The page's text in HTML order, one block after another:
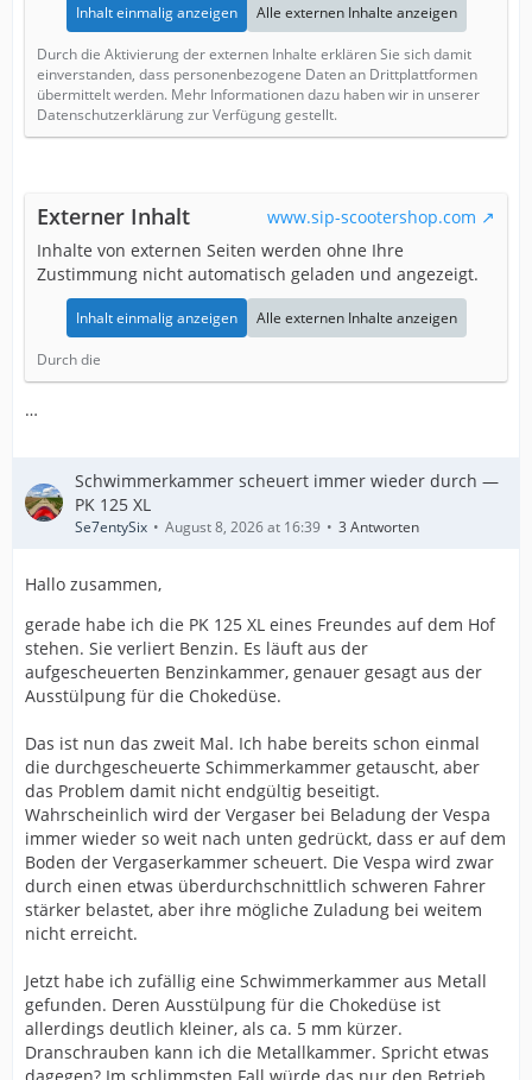
Inhalt einmalig anzeigen Alle externen Inhalte anzeigen
Durch die Aktivierung der externen Inhalte erklären Sie sich damit
einverstanden, dass personenbezogene Daten an Drittplattformen
übermittelt werden. Mehr Informationen dazu haben wir in unserer
Datenschutzerklärung zur Verfügung gestellt.
Externer Inhalt
www.sip-scootershop.com
Inhalte von externen Seiten werden ohne Ihre
Zustimmung nicht automatisch geladen und angezeigt.
Inhalt einmalig anzeigen Alle externen Inhalte anzeigen
Durch die
…
Schwimmerkammer scheuert immer wieder durch —
PK 125 XL
Se7entySix August 8, 2026 at 16:39 3 Antworten
Hallo zusammen,
gerade habe ich die PK 125 XL eines Freundes auf dem Hof
stehen. Sie verliert Benzin. Es läuft aus der
aufgescheuerten Benzinkammer, genauer gesagt aus der
Ausstülpung für die Chokedüse.
Das ist nun das zweit Mal. Ich habe bereits schon einmal
die durchgescheuerte Schimmerkammer getauscht, aber
das Problem damit nicht endgültig beseitigt.
Wahrscheinlich wird der Vergaser bei Beladung der Vespa
immer wieder so weit nach unten gedrückt, dass er auf dem
Boden der Vergaserkammer scheuert. Die Vespa wird zwar
durch einen etwas überdurchschnittlich schweren Fahrer
stärker belastet, aber ihre mögliche Zuladung bei weitem
nicht erreicht.
Jetzt habe ich zufällig eine Schwimmerkammer aus Metall
gefunden. Deren Ausstülpung für die Chokedüse ist
allerdings deutlich kleiner, als ca. 5 mm kürzer.
Dranschrauben kann ich die Metallkammer. Spricht etwas